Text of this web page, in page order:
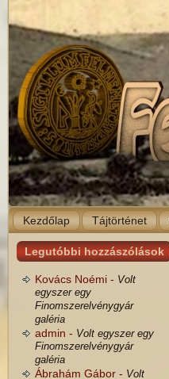
Kezdőlap Tájtörténet
Legutóbbi hozzászólások
Kovács Noémi - Volt
egyszer egy
Finomszerelvénygyár
galéria
admin - Volt egyszer egy
Finomszerelvénygyár
galéria
Ábrahám Gábor - Volt